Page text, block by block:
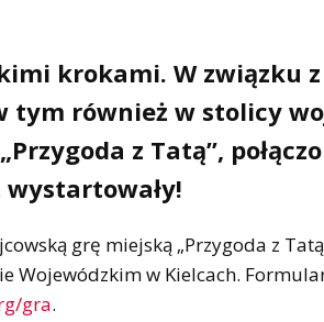
krokami. W związku
tym również w stolicy
z Tatą”,
grę miejską „Przygoda z
Wojewódzkim w Kielcach.
gra.